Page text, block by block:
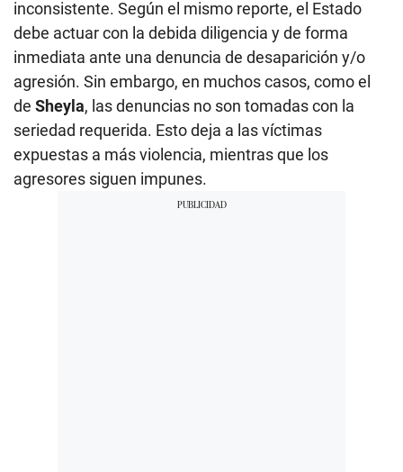
inconsistente. Según el mismo reporte, el Estado
debe actuar con la debida diligencia y de forma
inmediata ante una denuncia de desaparición y/o
agresión. Sin embargo, en muchos casos, como el
de Sheyla, las denuncias no son tomadas con la
seriedad requerida. Esto deja a las víctimas
expuestas a más violencia, mientras que los
agresores siguen impunes.